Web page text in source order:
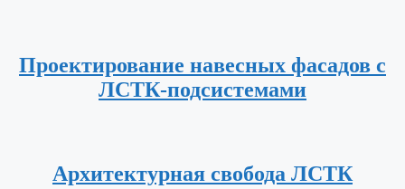
Проектирование навесных фасадов с
ЛСТК-подсистемами
Архитектурная свобода ЛСТК